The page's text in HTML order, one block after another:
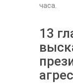
часа.
13